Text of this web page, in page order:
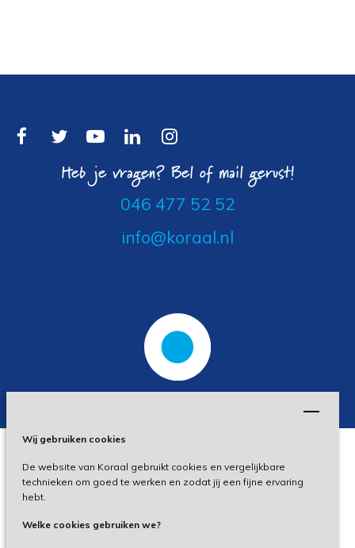
Wij gebruiken cookies
De website van Koraal gebruikt cookies en vergelijkbare
technieken om goed te werken en zodat jij een fijne ervaring
hebt.
Welke cookies gebruiken we?
Heb je vragen? Bel of mail gerust!
046 477 52 52
info@koraal.nl
Privacy